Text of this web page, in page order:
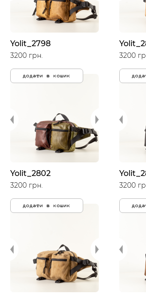
Yolit_2798
3200 грн.
додати в кошик
3200
Yolit_2802
3200 грн.
додати в кошик
3200